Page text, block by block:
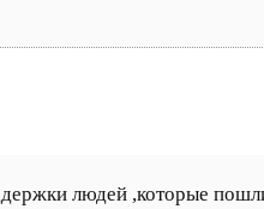
людей ,которые